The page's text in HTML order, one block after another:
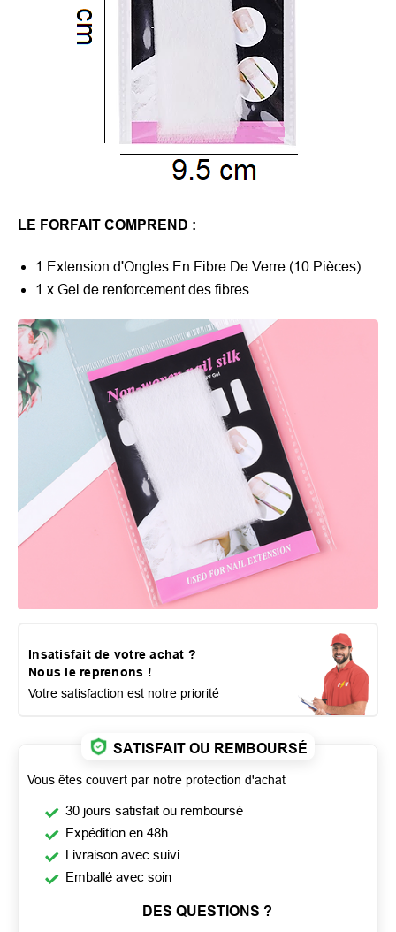
LE FORFAIT COMPREND :
1 Extension d'Ongles En Fibre De Verre (10 Pièces)
1 x Gel de renforcement des fibres
Insatisfait de votre achat ?
Nous le reprenons !
Votre satisfaction est notre priorité
SATISFAIT OU REMBOURSÉ
Vous êtes couvert par notre protection d'achat
30 jours satisfait ou remboursé
Expédition en 48h
Livraison avec suivi
Emballé avec soin
DES QUESTIONS ?